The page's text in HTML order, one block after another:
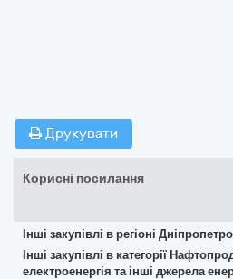
Друкувати
Корисні посилання
Інші закупівлі в регіоні
Інші закупівлі в категорії
електроенергія та інші джерела